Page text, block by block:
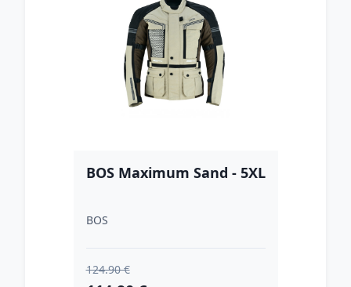
BOS Maximum Sand - 5XL
BOS
124.90 €